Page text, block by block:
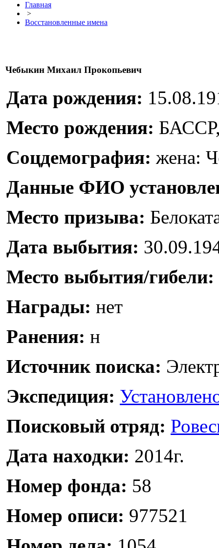
Главная
>
Восстановленные имена
Чебыкин Михаил Прокопьевич
Дата рождения:
Место рождения: БАССР,
Соцдемография: жена:
Данные ФИО
Место призыва:
Дата выбытия:
Место выбытия/гибели:
Награды: нет
Ранения: н
Источник поиска:
Экспедиция:
Поисковый отряд:
Дата находки: 2014г.
Номер фонда: 58
Номер описи: 977521